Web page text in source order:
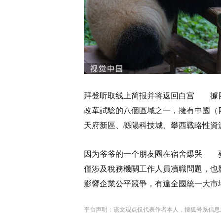
拜登听取线上简报并将返回白宫 據
改革試騐的八個區域之一，擁有中國
天府新區、緜陽科技城、攀西戰略性
因为爷爷的一个朋友圈在宿舍爆哭
僅涉及稅務機關工作人員凟職問題，
影響企業公平競爭，有違全國統一大市
平台声明：该文观点仅代表作者本人，搜狐号系信